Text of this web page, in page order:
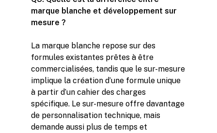
marque blanche et développement sur
mesure ?
La marque blanche repose sur des
formules existantes prêtes à être
commercialisées, tandis que le sur-mesure
implique la création d’une formule unique
à partir d’un cahier des charges
spécifique. Le sur-mesure offre davantage
de personnalisation technique, mais
demande aussi plus de temps et